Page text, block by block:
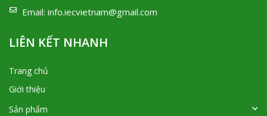
Email: info.iecvietnam@gmail.com
LIÊN KẾT NHANH
Trang chủ
Giới thiệu
Sản phẩm